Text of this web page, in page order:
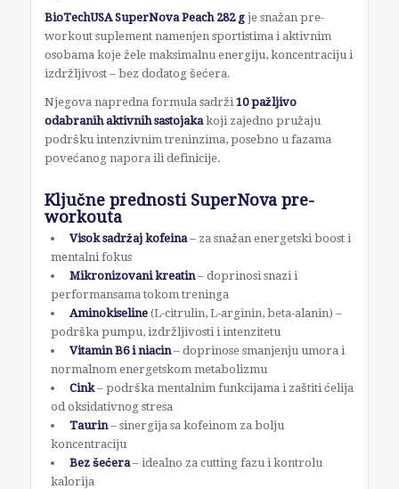
BioTechUSA SuperNova Peach 282 gje snažan pre-
workout suplement namenjen sportistima i aktivnim
osobama koje žele maksimalnu energiju, koncentraciju i
izdržljivost – bez dodatog šećera.
Njegova napredna formula sadrži 10 pažljivo
odabranih aktivnih sastojakakoji zajedno pružaju
podršku intenzivnim treninzima, posebno u fazama
povećanog napora ili definicije.
Ključne prednosti SuperNova pre-
workouta
Visok sadržaj kofeina– za snažan energetski boost i
mentalni fokus
Mikronizovani kreatin– doprinosi snazi i
performansama tokom treninga
Aminokiseline(L-citrulin, L-arginin, beta-alanin) –
podrška pumpu, izdržljivosti i intenzitetu
Vitamin B6 i niacin– doprinose smanjenju umora i
normalnom energetskom metabolizmu
Cink– podrška mentalnim funkcijama i zaštiti ćelija
od oksidativnog stresa
Taurin– sinergija sa kofeinom za bolju
koncentraciju
Bez šećera– idealno za cutting fazu i kontrolu
kalorija